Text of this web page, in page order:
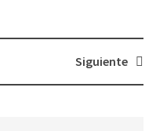
Siguiente